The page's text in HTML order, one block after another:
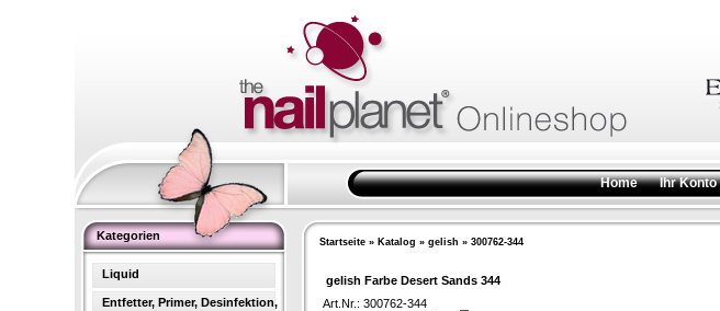
Home Ihr Konto
Kategorien
Liquid
Entfetter, Primer, Desinfektion,
Startseite» Katalog » gelish » 300762-344
gelish Farbe Desert Sands 344
Art.Nr.: 300762-344